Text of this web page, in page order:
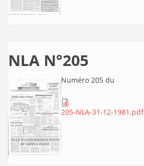
NLA N°205
Numéro 205 du
205-NLA-31-12-1981.pdf